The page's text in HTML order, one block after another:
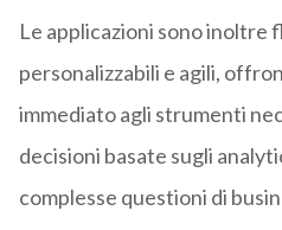
Le applicazioni sono inoltre
personalizzabili e agili,
immediato agli strumenti
decisioni basate sugli
complesse questioni di